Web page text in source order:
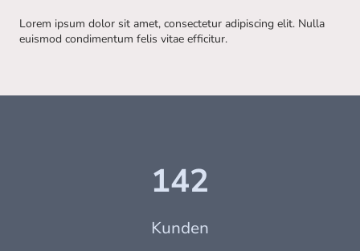
Lorem ipsum dolor sit amet, consectetur adipiscing elit. Nulla
euismod condimentum felis vitae efficitur.
142
Kunden